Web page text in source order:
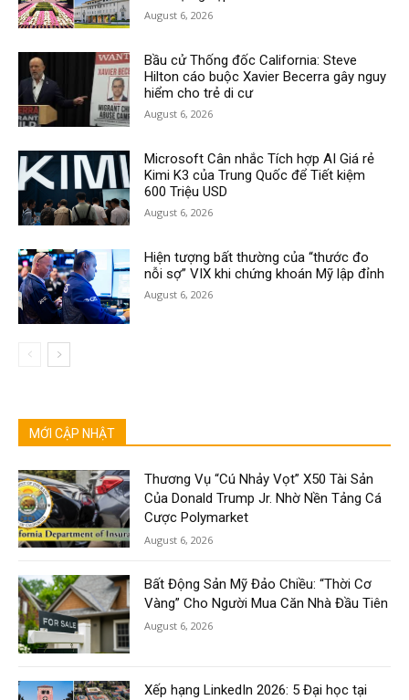
August 6, 2026
Bầu cử Thống đốc California: Steve
Hilton cáo buộc Xavier Becerra gây nguy
hiểm cho trẻ di cư
August 6, 2026
Microsoft Cân nhắc Tích hợp AI Giá rẻ
Kimi K3 của Trung Quốc để Tiết kiệm
600 Triệu USD
August 6, 2026
Hiện tượng bất thường của “thước đo
nỗi sợ” VIX khi chứng khoán Mỹ lập đỉnh
August 6, 2026
MỚI CẬP NHẬT
Thương Vụ “Cú Nhảy Vọt” X50 Tài Sản
Của Donald Trump Jr. Nhờ Nền Tảng Cá
Cược Polymarket
August 6, 2026
Bất Động Sản Mỹ Đảo Chiều: “Thời Cơ
Vàng” Cho Người Mua Căn Nhà Đầu Tiên
August 6, 2026
Xếp hạng LinkedIn 2026: 5 Đại học tại